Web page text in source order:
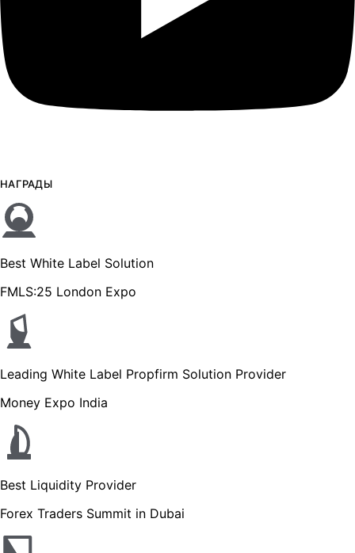
НАГРАДЫ
Best White Label Solution
FMLS:25 London Expo
Leading White Label Propfirm Solution Provider
Money Expo India
Best Liquidity Provider
Forex Traders Summit in Dubai